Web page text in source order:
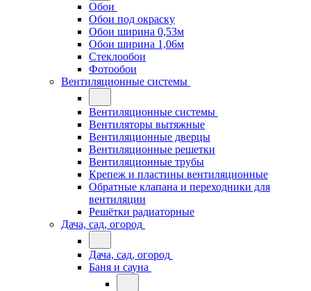
Обои
Обои под окраску
Обои ширина 0,53м
Обои ширина 1,06м
Стеклообои
Фотообои
Вентиляционные системы
Вентиляционные системы
Вентиляторы вытяжные
Вентиляционные дверцы
Вентиляционные решетки
Вентиляционные трубы
Крепеж и пластины вентиляционные
Обратные клапана и переходники для
вентиляции
Решётки радиаторные
Дача, сад, огород
Дача, сад, огород
Баня и сауна